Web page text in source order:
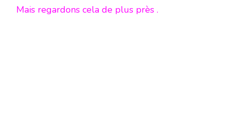
Mais regardons cela de plus près .